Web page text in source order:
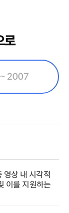
로
2007
영상 내 시각적
이를 지원하는